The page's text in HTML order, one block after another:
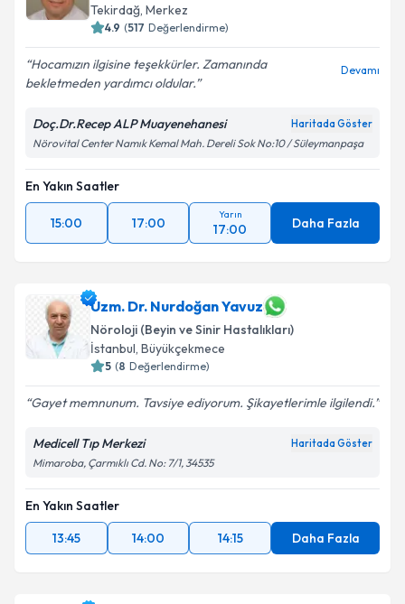
Kişisel verilerimin işlenmesine ilişkin
kapsamda işlenmesini kabul ediyorum.
Takvim Talebini Gönder
Tekirdağ, Merkez
4.9 (517 Değerlendirme)
Hocamızın ilgisine teşekkürler. Zamanında
bekletmeden yardımcı oldular.
Devamı
Doç.Dr.Recep ALP Muayenehanesi Haritada Göster
Nörovital Center Namık Kemal Mah. Dereli Sok No:10 / Süleymanpaşa
En Yakın Saatler
15:00 17:00
Yarın
17:00 Daha Fazla
Uzm. Dr. Nurdoğan Yavuz
Nöroloji (Beyin ve Sinir Hastalıkları)
İstanbul, Büyükçekmece
5 (8 Değerlendirme)
Gayet memnunum. Tavsiye ediyorum. Şikayetlerimle ilgilendi.
Medicell Tıp Merkezi Haritada Göster
Mimaroba, Çarmıklı Cd. No: 7/1, 34535
En Yakın Saatler
13:45
14:00 14:15 Daha Fazla